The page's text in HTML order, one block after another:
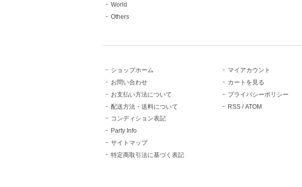
World
Others
ショップホーム
お問い合わせ
お支払い方法について
配送方法・送料について
コンディション表記
Party Info
サイトマップ
特定商取引法に基づく表記
マイアカウント
カートを見る
プライバシーポリシー
RSS /ATOM